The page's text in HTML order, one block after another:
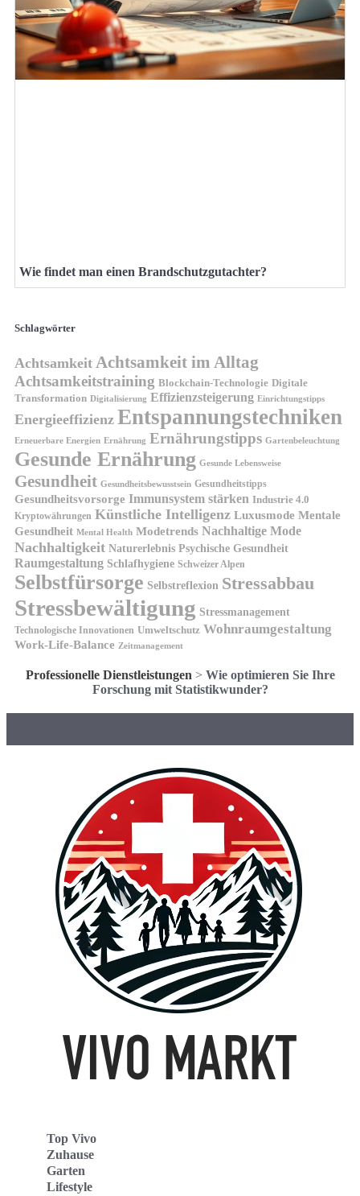
Wie findet man einen Brandschutzgutachter?
Schlagwörter
Achtsamkeit Achtsamkeit im Alltag
Achtsamkeitstraining Blockchain-Technologie Digitale
Transformation Digitalisierung Effizienzsteigerung Einrichtungstipps
Energieeffizienz Entspannungstechniken
Erneuerbare Energien Ernährung Ernährungstipps Gartenbeleuchtung
Gesunde Ernährung Gesunde Lebensweise
Gesundheit Gesundheitsbewusstsein Gesundheitstipps
Gesundheitsvorsorge Immunsystem stärken Industrie 4.0
Kryptowährungen Künstliche Intelligenz Luxusmode Mentale
Gesundheit Mental Health Modetrends Nachhaltige Mode
Nachhaltigkeit Naturerlebnis Psychische Gesundheit
Raumgestaltung Schlafhygiene Schweizer Alpen
Selbstfürsorge Selbstreflexion Stressabbau
Stressbewältigung Stressmanagement
Technologische Innovationen Umweltschutz Wohnraumgestaltung
Work-Life-Balance Zeitmanagement
Professionelle Dienstleistungen > Wie optimieren Sie Ihre
Forschung mit Statistikwunder?
Top Vivo
Zuhause
Garten
Lifestyle